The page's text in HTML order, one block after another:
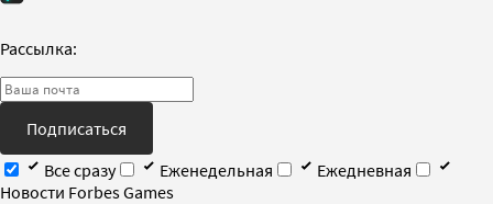
Рассылка:
Подписаться
Все сразу
Еженедельная
Ежедневная
Новости Forbes Games